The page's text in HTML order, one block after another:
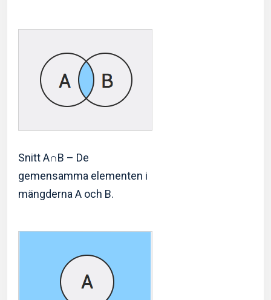
Snitt A∩B – De
gemensamma elementen i
mängderna A och B.